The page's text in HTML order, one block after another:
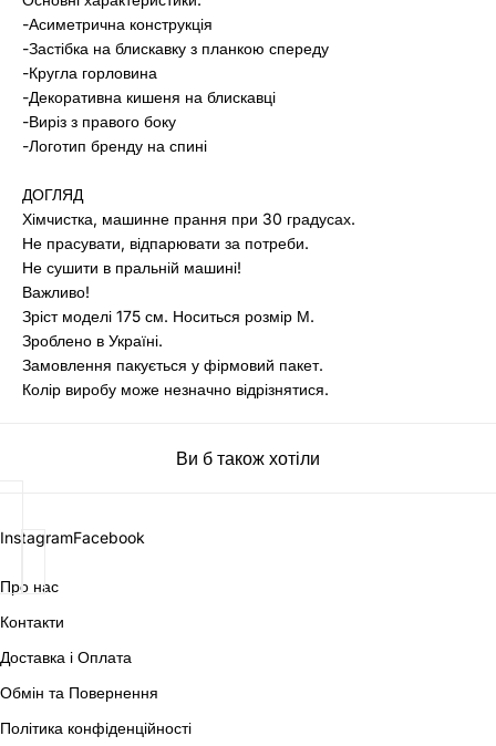
-Асиметрична конструкція
-Застібка на блискавку з планкою спереду
-Кругла горловина
-Декоративна кишеня на блискавці
-Виріз з правого боку
-Логотип бренду на спині
ДОГЛЯД
Хімчистка, машинне прання при 30 градусах.
Не прасувати, відпарювати за потреби.
Не сушити в пральній машині!
Важливо!
Зріст моделі 175 см. Носиться розмір М.
Зроблено в Україні.
Замовлення пакується у фірмовий пакет.
Колір виробу може незначно відрізнятися.
Ви б також хотіли
InstagramFacebook
Про нас
Контакти
Доставка і Оплата
Обмін та Повернення
Політика конфіденційності